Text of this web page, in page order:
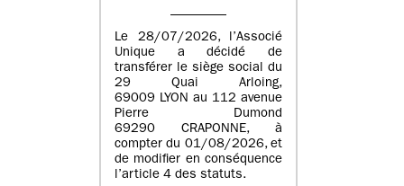
Le 28/07/2026, l’Associé
Unique a décidé de
transférer le siège social du
29 Quai Arloing,
69009 LYON au 112 avenue
Pierre Dumond
69290 CRAPONNE, à
compter du 01/08/2026, et
de modifier en conséquence
l’article 4 des statuts.